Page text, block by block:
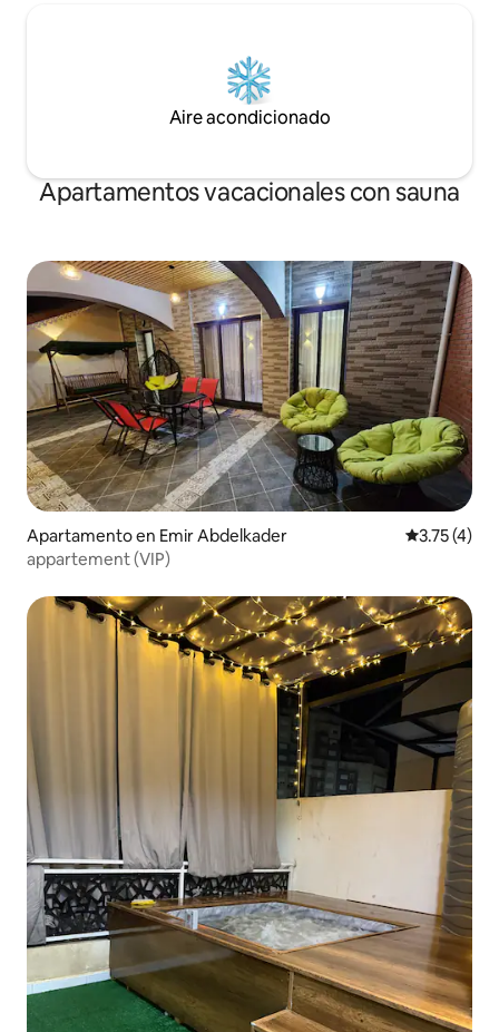
Aire acondicionado
Apartamentos vacacionales con sauna
Apartamento en Emir Abdelkader Calificación
3.75 (4)
appartement (VIP)